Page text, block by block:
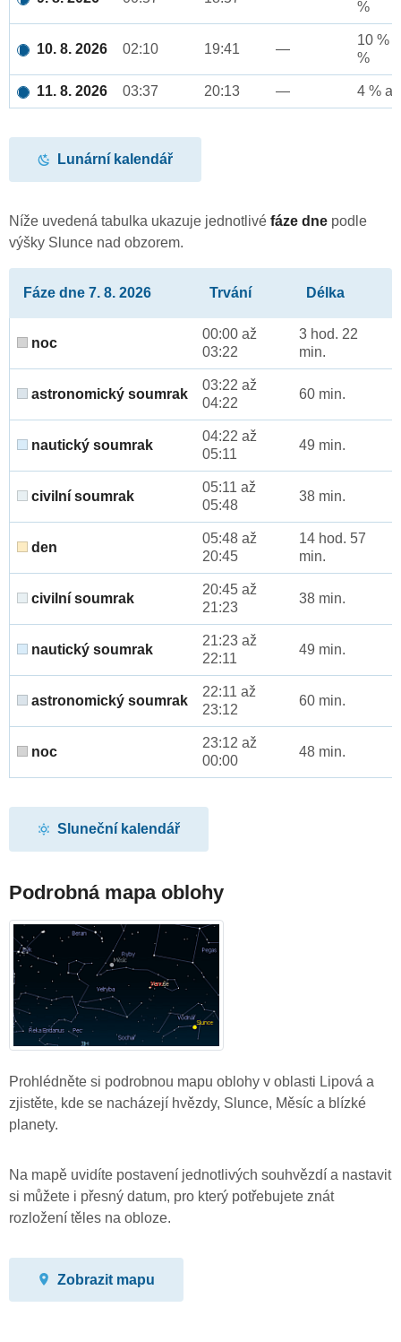
%
10. 8. 2026 02:10 19:41 —
10 %
%
11. 8. 2026 03:37 20:13 — 4 %
Lunární kalendář
Níže uvedená tabulka ukazuje jednotlivé fáze dne podle
výšky Slunce nad obzorem.
Fáze dne 7. 8. 2026 Trvání Délka
noc
00:00 až
03:22
3 hod. 22
min.
astronomický soumrak
03:22 až
04:22
60 min.
nautický soumrak
04:22 až
05:11
49 min.
civilní soumrak
05:11 až
05:48
38 min.
den
05:48 až
20:45
14 hod. 57
min.
civilní soumrak
20:45 až
21:23
38 min.
nautický soumrak
21:23 až
22:11
49 min.
astronomický soumrak
22:11 až
23:12
60 min.
noc
23:12 až
00:00
48 min.
Sluneční kalendář
Podrobná mapa oblohy
Prohlédněte si podrobnou mapu oblohy v oblasti Lipová a
zjistěte, kde se nacházejí hvězdy, Slunce, Měsíc a blízké
planety.
Na mapě uvidíte postavení jednotlivých souhvězdí a nastavit
si můžete i přesný datum, pro který potřebujete znát
rozložení těles na obloze.
Zobrazit mapu